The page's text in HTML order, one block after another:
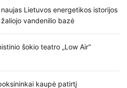
Lietuvos energetikos istorijos
vandenilio bazė
šokio teatro „Low Air“
kaupė patirtį